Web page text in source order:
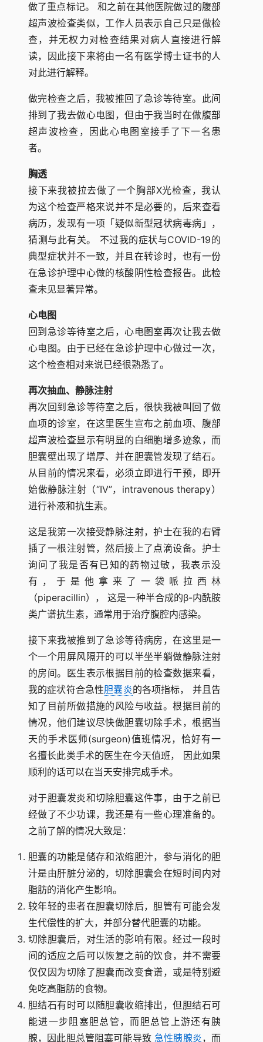
做了重点标记。 和之前在其他医院做过的腹部
超声波检查类似，工作人员表示自己只是做检
查，并无权力对检查结果对病人直接进行解
读，因此接下来将由一名有医学博士证书的人
对此进行解释。
做完检查之后，我被推回了急诊等待室。此间
排到了我去做心电图，但由于我当时在做腹部
超声波检查，因此心电图室接手了下一名患
者。
胸透
接下来我被拉去做了一个胸部X光检查，我认
为这个检查严格来说并不是必要的，后来查看
病历，发现有一项「疑似新型冠状病毒病」，
猜测与此有关。 不过我的症状与COVID-19的
典型症状并不一致，并且在转诊时，也有一份
在急诊护理中心做的核酸阴性检查报告。此检
查未见显著异常。
心电图
回到急诊等待室之后，心电图室再次让我去做
心电图。由于已经在急诊护理中心做过一次，
这个检查相对来说已经很熟悉了。
再次抽血、静脉注射
再次回到急诊等待室之后，很快我被叫回了做
血项的诊室，在这里医生宣布之前血项、腹部
超声波检查显示有明显的白细胞增多迹象，而
胆囊壁出现了增厚、并在胆囊管发现了结石。
从目前的情况来看，必须立即进行干预，即开
始做静脉注射（“IV”，intravenous therapy）
进行补液和抗生素。
这是我第一次接受静脉注射，护士在我的右臂
插了一根注射管，然后接上了点滴设备。护士
询问了我是否有已知的药物过敏，我表示没
有，于是他拿来了一袋哌拉西林
（piperacillin）， 这是一种半合成的β-内酰胺
类广谱抗生素，通常用于治疗腹腔内感染。
接下来我被推到了急诊等待病房，在这里是一
个一个用屏风隔开的可以半坐半躺做静脉注射
的房间。医生表示根据目前的检查数据来看，
我的症状符合急性胆囊炎的各项指标， 并且告
知了目前所做措施的风险与收益。根据目前的
情况，他们建议尽快做胆囊切除手术，根据当
天的手术医师(surgeon)值班情况，恰好有一
名擅长此类手术的医生在今天值班， 因此如果
顺利的话可以在当天安排完成手术。
对于胆囊发炎和切除胆囊这件事，由于之前已
经做了不少功课，我还是有一些心理准备的。
之前了解的情况大致是：
胆囊的功能是储存和浓缩胆汁，参与消化的胆
汁是由肝脏分泌的，切除胆囊会在短时间内对
脂肪的消化产生影响。
较年轻的患者在胆囊切除后，胆管有可能会发
生代偿性的扩大，并部分替代胆囊的功能。
切除胆囊后，对生活的影响有限。经过一段时
间的适应之后可以恢复之前的饮食，并不需要
仅仅因为切除了胆囊而改变食谱，或是特别避
免吃高脂肪的食物。
胆结石有时可以随胆囊收缩排出，但胆结石可
能进一步阻塞胆总管，而胆总管上游还有胰
腺，因此胆总管阻塞可能导致 急性胰腺炎，而